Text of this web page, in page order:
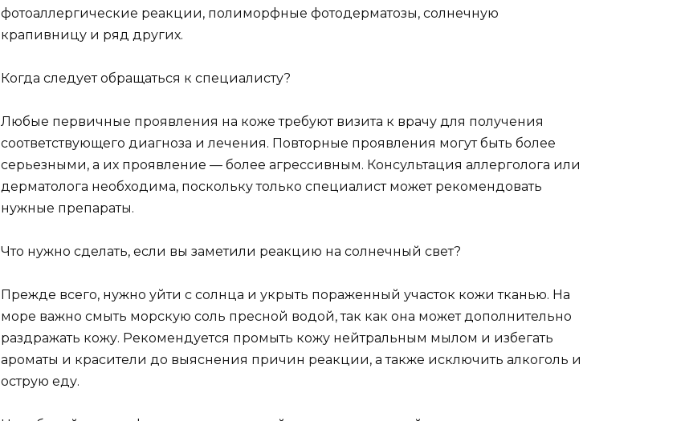
фотоаллергические реакции, полиморфные фотодерматозы, солнечную
крапивницу и ряд других.
Когда следует обращаться к специалисту?
Любые первичные проявления на коже требуют визита к врачу для получения
соответствующего диагноза и лечения. Повторные проявления могут быть более
серьезными, а их проявление — более агрессивным. Консультация аллерголога или
дерматолога необходима, поскольку только специалист может рекомендовать
нужные препараты.
Что нужно сделать, если вы заметили реакцию на солнечный свет?
Прежде всего, нужно уйти с солнца и укрыть пораженный участок кожи тканью. На
море важно смыть морскую соль пресной водой, так как она может дополнительно
раздражать кожу. Рекомендуется промыть кожу нейтральным мылом и избегать
ароматы и красители до выяснения причин реакции, а также исключить алкоголь и
острую еду.